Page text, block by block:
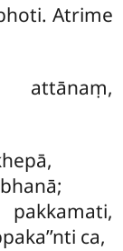
Atrime
attānaṃ,
ca,